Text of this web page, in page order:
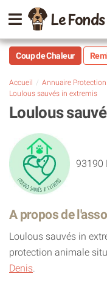
Le
Coup de Chaleur
Accueil Annuaire
Loulous sauvés in extremis
Loulous
93190
A propos de
Loulous sauvés in
protection animale
Denis